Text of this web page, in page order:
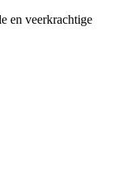
en veerkrachtige